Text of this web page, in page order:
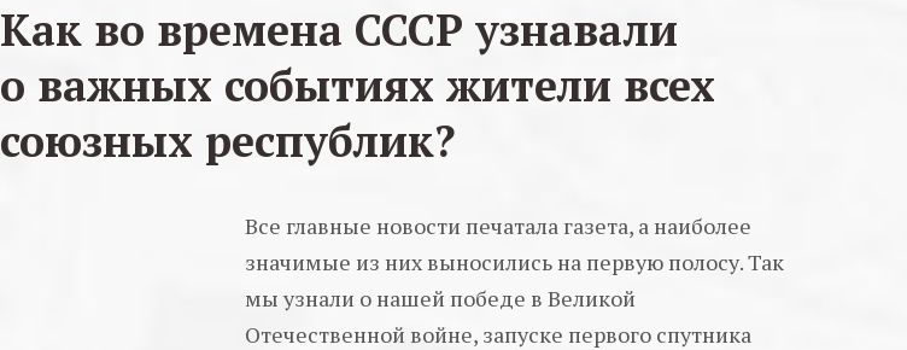
Как во времена СССР узнавали
о важных событиях жители всех
союзных республик?
Все главные новости печатала газета, а наиболее
значимые из них выносились на первую полосу. Так
мы узнали о нашей победе в Великой
Отечественной войне, запуске первого спутника